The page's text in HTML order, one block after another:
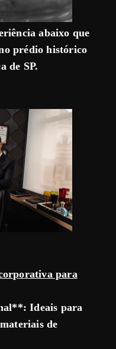
abaixo que
prédio histórico
de SP.
para
Ideais para
de